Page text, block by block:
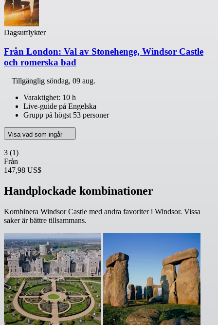
Dagsutflykter
Från London: Val av Stonehenge, Windsor Castle
och romerska bad
Tillgänglig söndag, 09 aug.
Varaktighet: 10 h
Live-guide på Engelska
Grupp på högst 53 personer
Visa vad som ingår
3 (1)
Från
147,98 US$
Handplockade kombinationer
Kombinera Windsor Castle med andra favoriter i Windsor. Vissa
saker är bättre tillsammans.